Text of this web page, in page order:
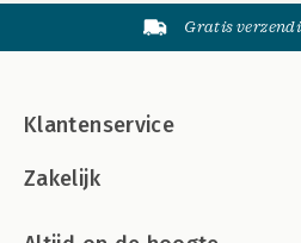
Gratis
Klantenservice
Zakelijk